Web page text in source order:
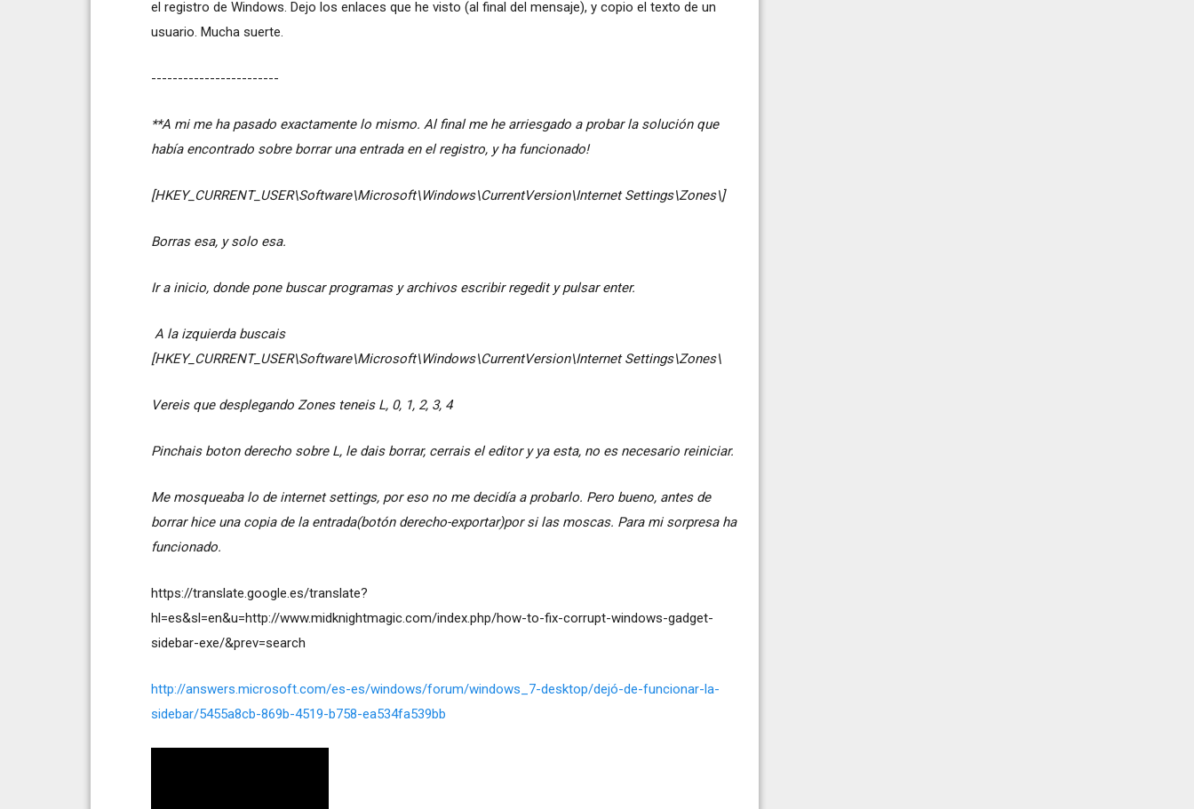
el registro de Windows. Dejo los enlaces que he visto (al final del mensaje), y copio el texto de un
usuario. Mucha suerte.
------------------------
**A mi me ha pasado exactamente lo mismo. Al final me he arriesgado a probar la solución que
había encontrado sobre borrar una entrada en el registro, y ha funcionado!
[HKEY_CURRENT_USER\Software\Microsoft\Windows\CurrentVersion\Internet Settings\Zones\]
Borras esa, y solo esa.
Ir a inicio, donde pone buscar programas y archivos escribir regedit y pulsar enter.
A la izquierda buscais
[HKEY_CURRENT_USER\Software\Microsoft\Windows\CurrentVersion\Internet Settings\Zones\
Vereis que desplegando Zones teneis L, 0, 1, 2, 3, 4
Pinchais boton derecho sobre L, le dais borrar, cerrais el editor y ya esta, no es necesario reiniciar.
Me mosqueaba lo de internet settings, por eso no me decidía a probarlo. Pero bueno, antes de
borrar hice una copia de la entrada(botón derecho-exportar)por si las moscas. Para mi sorpresa ha
funcionado.
https://translate.google.es/translate?
hl=es&sl=en&u=http://www.midknightmagic.com/index.php/how-to-fix-corrupt-windows-gadget-
sidebar-exe/&prev=search
http://answers.microsoft.com/es-es/windows/forum/windows_7-desktop/dejó-de-funcionar-la-
sidebar/5455a8cb-869b-4519-b758-ea534fa539bb